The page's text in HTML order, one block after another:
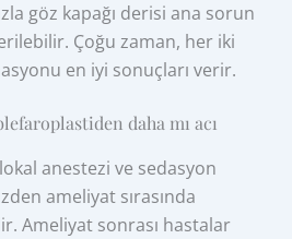
göz kapağı derisi ana sorun
Çoğu zaman, her iki
en iyi sonuçları verir.
daha mı acı
anestezi ve sedasyon
ameliyat sırasında
Ameliyat sonrası hastalar